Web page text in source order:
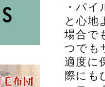
・パ
と心地
場合で
つでも
適度に
際にも